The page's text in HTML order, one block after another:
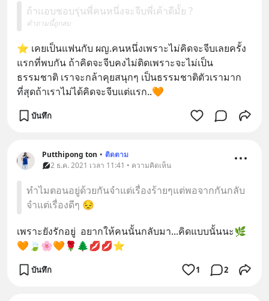
ถ้าเเอบชอบรุ่นพี่คนหนึ่งจะจีบพี่เค้าดีมั้ย ?
คำถามนี้ถูกลบ
⭐ เคยเป็นแฟนกับ ผญ.คนหนึ่งเพราะไม่คิดจะจีบเลยครั้ง
แรกที่พบกัน ถ้าคิดจะจีบคงไม่ติดเพราะจะไม่เป็น
ธรรมชาติ เราจะกล้าคุยสนุกๆ เป็นธรรมชาติตัวเรามาก
ที่สุดถ้าเราไม่ได้คิดจะจีบแต่แรก..🧡
บันทึก
Putthipong ton • ติดตาม
2 ธ.ค. 2021 เวลา 11:41 • ความคิดเห็น
ทำไมตอนอยู่ด้วยกันจำแต่เรื่องร้ายๆแต่พอจากกันกลับ
จำแต่เรื่องดีๆ 😔
เพราะยังรักอยู่  อยากให้คนนั้นกลับมา...คิดแบบนั้นนะ🌿
🧡🍃🌸🧡🌹🌲💋💋⭐
บันทึก 1 2